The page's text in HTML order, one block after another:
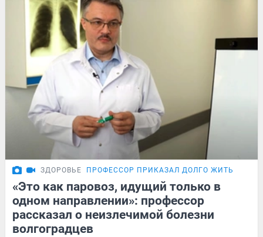
ЗДОРОВЬЕ ПРОФЕССОР ПРИКАЗАЛ ДОЛГО ЖИТЬ
«Это как паровоз, идущий только в
одном направлении»: профессор
рассказал о неизлечимой болезни
волгоградцев